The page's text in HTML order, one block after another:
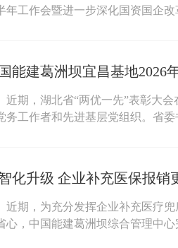
年工作会暨进一步深化国资国企
能建葛洲坝宜昌基地2026
近期，湖北省“两优一先”表彰大
务工作者和先进基层党组织。省
化升级 企业补充医保报销
近期，为充分发挥企业补充医疗
心，中国能建葛洲坝综合管理中